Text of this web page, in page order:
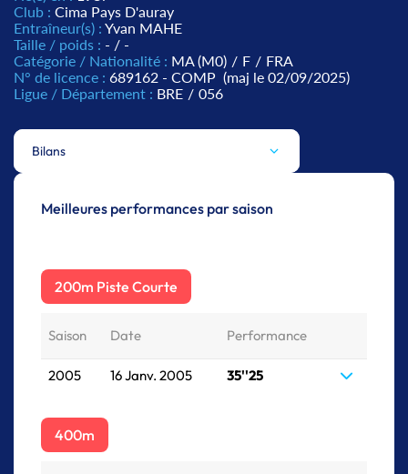
Club : Cima Pays D'auray
Entraîneur(s) : Yvan MAHE
Taille / poids : - / -
Catégorie / Nationalité : MA (M0) / F / FRA
N° de licence : 689162 - COMP (maj le 02/09/2025)
Ligue / Département : BRE / 056
Bilans
Meilleures performances par saison
200m Piste Courte
Saison Date Performance
2005 16 Janv. 2005 35''25
400m